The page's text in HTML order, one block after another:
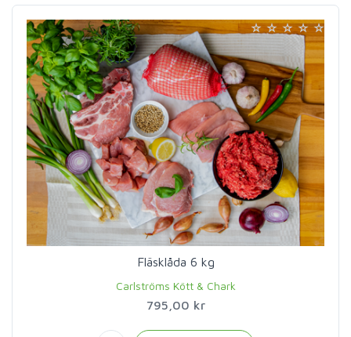
Fläsklåda 6 kg
Carlströms Kött & Chark
795,00 kr